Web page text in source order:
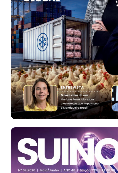
Trigo Atacado - Regional
RS
R$ 1.314,40
t
Ovo Vermelho - Regional
Vermelho
R$ 171,15
cx
Ovo Branco - Regional
Santa Maria do Jetibá (ES)
R$ 139,43
cx
Ovo Branco - Regional